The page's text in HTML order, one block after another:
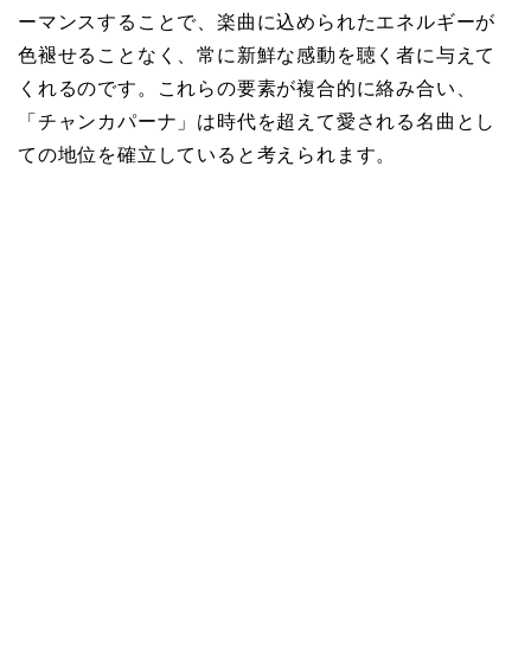
ーマンスすることで、楽曲に込められたエネルギーが
色褪せることなく、常に新鮮な感動を聴く者に与えて
くれるのです。これらの要素が複合的に絡み合い、
「チャンカパーナ」は時代を超えて愛される名曲とし
ての地位を確立していると考えられます。